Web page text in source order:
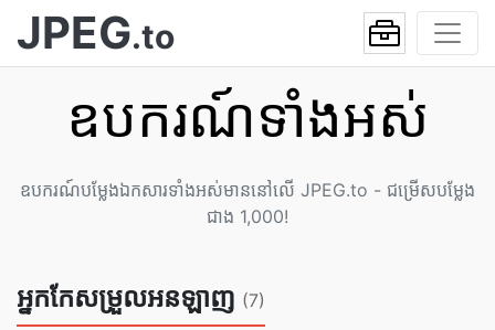
JPEG.to
ឧបករណ៍ទាំងអស់
ឧបករណ៍បម្លែងឯកសារទាំងអស់មាននៅលើ JPEG.to - ជម្រើសបម្លែង
ជាង 1,000!
អ្នកកែសម្រួលអនឡាញ (7)